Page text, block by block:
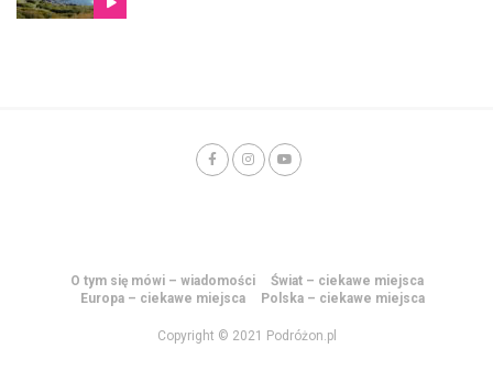
O tym się mówi – wiadomości
Świat – ciekawe miejsca
Europa – ciekawe miejsca
Polska – ciekawe miejsca
Copyright © 2021 Podróżon.pl